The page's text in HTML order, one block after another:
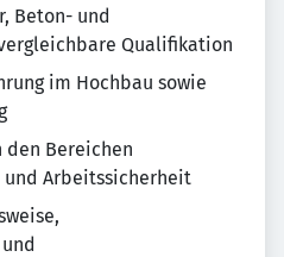
Beton- und
Qualifikation
im Hochbau sowie
den Bereichen
Arbeitssicherheit